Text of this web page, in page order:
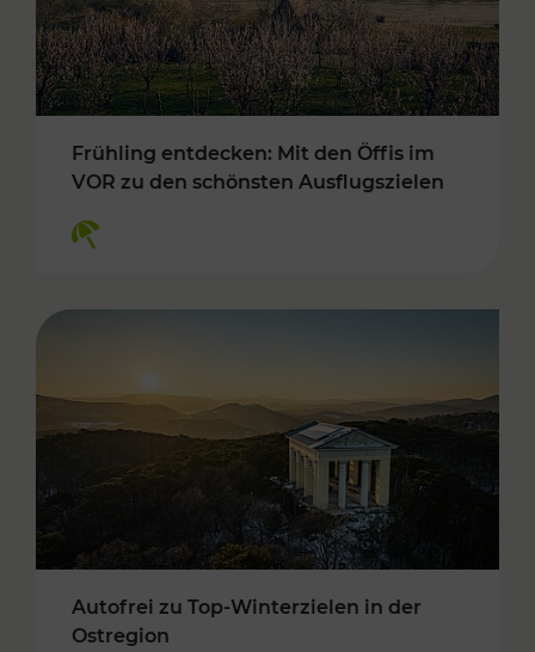
Frühling entdecken: Mit den Öffis im
VOR zu den schönsten Ausflugszielen
Autofrei zu Top-Winterzielen in der
Ostregion